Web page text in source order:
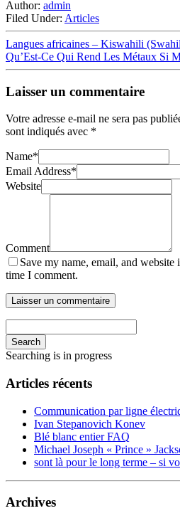
Author: admin
Filed Under: Articles
Langues africaines – Kiswahili
Qu’Est-Ce Qui Rend Les Métaux Si
Laisser un commentaire
Votre adresse e-mail ne sera pas
sont indiqués avec *
Name*
Email Address*
Website
Comment
Save my name, email, and
time I comment.
Search
Searching is in progress
Articles récents
Communication par ligne
Ivan Stepanovich Konev
Blé blanc entier FAQ
Michael Joseph « Prince »
sont là pour le long terme – si
Archives